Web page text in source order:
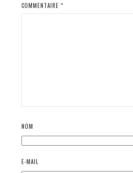
COMMENTAIRE *
NOM
E-MAIL